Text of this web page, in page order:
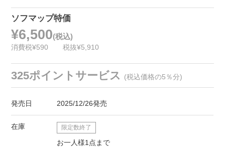
ソフマップ特価
¥6,500(税込)
消費税¥590 税抜¥5,910
325ポイントサービス (税込価格の5％分)
発売日 2025/12/26発売
在庫 限定数終了
お一人様1点まで